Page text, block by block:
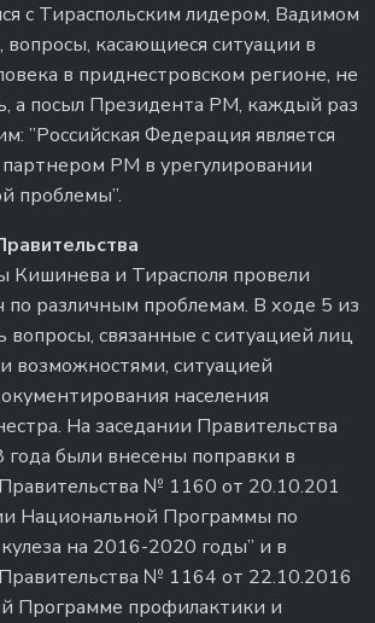
с Тираспольским лидером, Вадимом
вопросы, касающиеся ситуации в
в приднестровском регионе, не
а посыл Президента РМ, каждый раз
”Российская Федерация является
партнером РМ в урегулировании
проблемы”.
Кишинева и Тирасполя провели
по различным проблемам. В ходе 5 из
вопросы, связанные с ситуацией лиц
возможностями, ситуацией
населения
На заседании Правительства
были внесены поправки в
№ 1160 от 20.10.201
Национальной Программы по
на 2016-2020 годы” и в
№ 1164 от 22.10.2016
Программе профилактики и